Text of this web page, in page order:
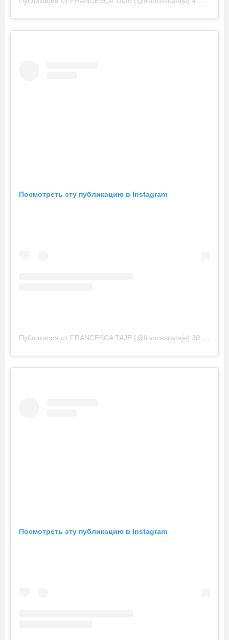
Посмотреть эту публикацию в Instagram
Публикация от FRANCESCA TAJÈ (@francescataje) 30 Авг 2019 в 2:23 PDT
Посмотреть эту публикацию в Instagram